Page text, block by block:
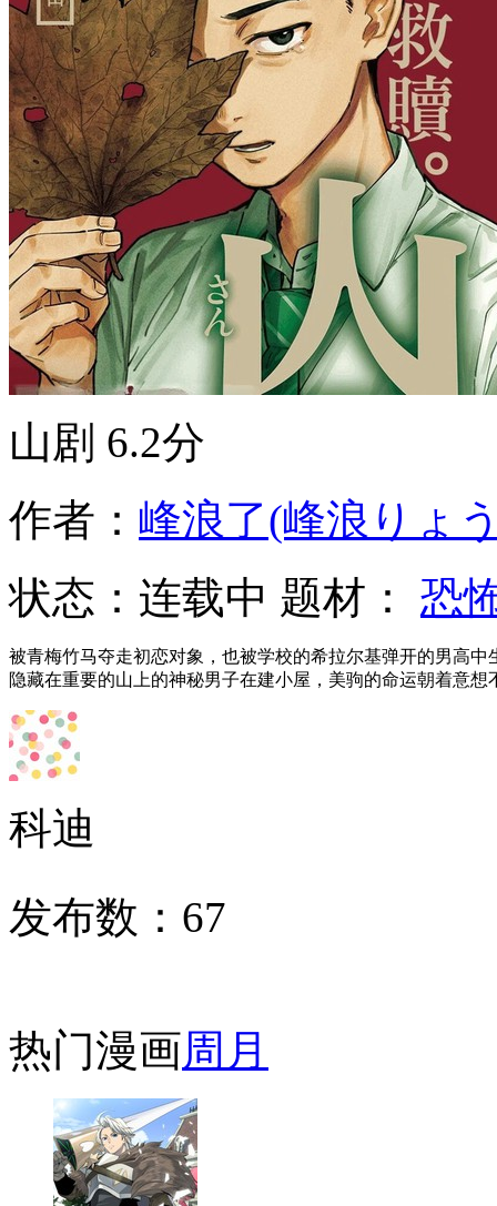
山剧 6.2分
作者： 峰浪了(峰浪りょ
状态： 连载中 题材： 恐
被青梅竹马夺走初恋对象，也被学校的希拉尔基弹开的男高
隐藏在重要的山上的神秘男子在建小屋，美驹的命运朝着意想
科迪
发布数： 67
热门漫画周 月